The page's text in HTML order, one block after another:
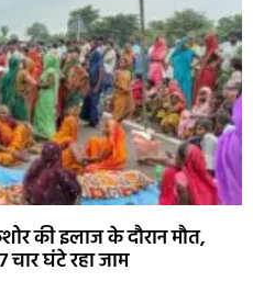
की इलाज के दौरान मौत,
घंटे रहा जाम